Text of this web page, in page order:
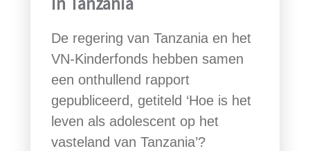
De regering van Tanzania en het
VN-Kinderfonds hebben samen
een onthullend rapport
gepubliceerd, getiteld ‘Hoe is het
leven als adolescent op het
vasteland van Tanzania’?